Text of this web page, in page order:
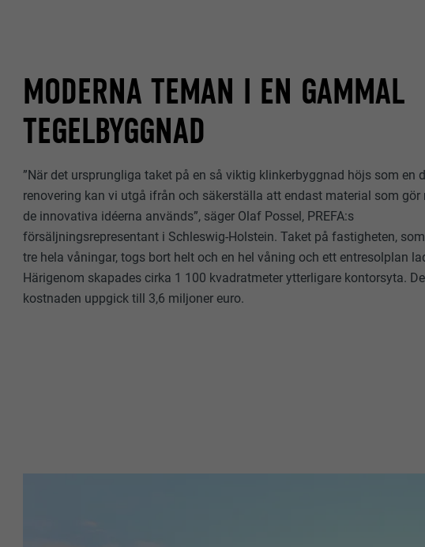
MODERNA TEMAN I EN GAMMAL
TEGELBYGGNAD
”När det ursprungliga taket på en så viktig klinkerbyggnad höjs som en
renovering kan vi utgå ifrån och säkerställa att endast material som gör
de innovativa idéerna används”, säger Olaf Possel, PREFA:s
försäljningsrepresentant i Schleswig-Holstein. Taket på fastigheten,
tre hela våningar, togs bort helt och en hel våning och ett entresolplan
Härigenom skapades cirka 1 100 kvadratmeter ytterligare kontorsyta.
kostnaden uppgick till 3,6 miljoner euro.